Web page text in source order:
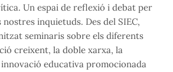
Un espai de reflexió i debat per
inquietuds. Des del SIEC,
seminaris sobre els diferents
creixent, la doble xarxa, la
educativa promocionada